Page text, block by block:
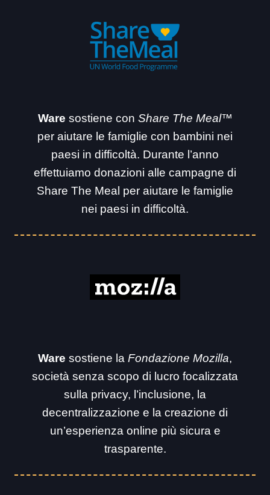
Ware sostiene con Share The Meal™
per aiutare le famiglie con bambini nei
paesi in difficoltà. Durante l’anno
effettuiamo donazioni alle campagne di
Share The Meal per aiutare le famiglie
nei paesi in difficoltà.
Ware sostiene la Fondazione Mozilla,
società senza scopo di lucro focalizzata
sulla privacy, l’inclusione, la
decentralizzazione e la creazione di
un’esperienza online più sicura e
trasparente.